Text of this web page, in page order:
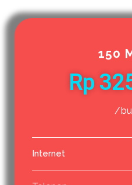
150
Rp
/
Internet